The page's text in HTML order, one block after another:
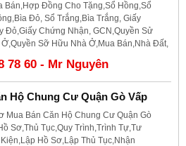
Bán,Hợp Đồng Cho Tặng,Sổ Hồng,Sổ
Đỏ, Sổ Trắng,Bìa Trắng, Giấy
Đỏ,Giấy Chứng Nhận, GCN,Quyền Sử
Sỡ Hữu Nhà Ở,Mua Bán,Nhà Đất,
78 60 - Mr Nguyên
Hộ Chung Cư Quận Gò Vấp
Mua Bán Căn Hộ Chung Cư Quận Gò
Sơ,Thủ Tục,Quy Trình,Trình Tự,Tư
Hồ Sơ,Lập Thủ Tục,Nhận